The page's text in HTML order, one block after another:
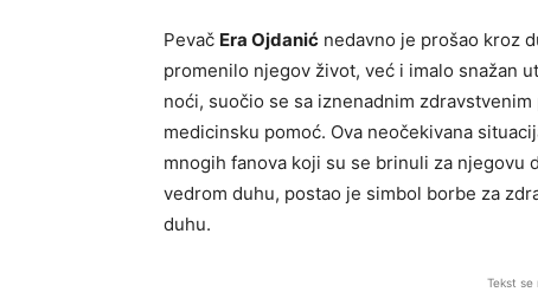
Pevač Era Ojdanić nedavno je prošao kroz
promenilo njegov život, već i imalo snažan
noći, suočio se sa iznenadnim
medicinsku pomoć. Ova neočekivana
mnogih fanova koji su se brinuli za njegovu
vedrom duhu, postao je simbol borbe za
duhu.
Tekst se